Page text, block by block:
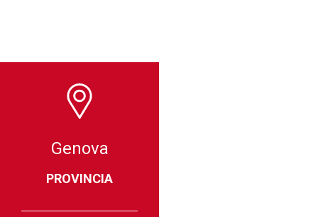
Genova
PROVINCIA